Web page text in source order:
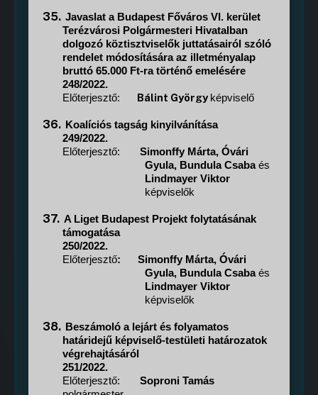
35. Javaslat a Budapest Főváros VI. kerület
Terézvárosi Polgármesteri Hivatalban
dolgozó köztisztviselők juttatásairól szóló
rendelet módosítására az illetményalap
bruttó 65.000 Ft-ra történő emelésére
248/2022.
Előterjesztő:
Bálint György képviselő
36. Koalíciós tagság kinyilvánítása
249/2022.
Előterjesztő:
Simonffy Márta, Óvári
Gyula, Bundula Csabaés
Lindmayer Viktor
képviselők
37. A Liget Budapest Projekt folytatásának
támogatása
250/2022.
Előterjesztő:
Simonffy Márta, Óvári
Gyula, Bundula Csabaés
Lindmayer Viktor
képviselők
38. Beszámoló a lejárt és folyamatos
határidejű képviselő-testületi határozatok
végrehajtásáról
251/2022.
Előterjesztő:
Soproni Tamás